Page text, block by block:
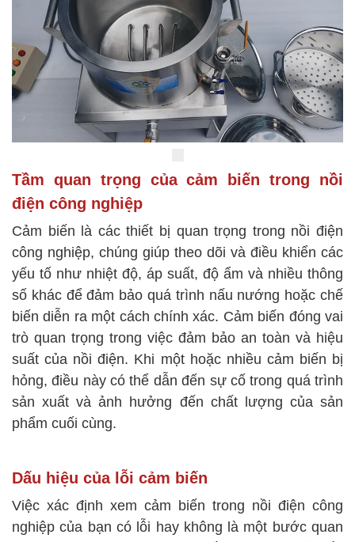
Tầm quan trọng của cảm biến trong nồi
điện công nghiệp
Cảm biến là các thiết bị quan trọng trong nồi điện
công nghiệp, chúng giúp theo dõi và điều khiển các
yếu tố như nhiệt độ, áp suất, độ ẩm và nhiều thông
số khác để đảm bảo quá trình nấu nướng hoặc chế
biến diễn ra một cách chính xác. Cảm biến đóng vai
trò quan trọng trong việc đảm bảo an toàn và hiệu
suất của nồi điện. Khi một hoặc nhiều cảm biến bị
hỏng, điều này có thể dẫn đến sự cố trong quá trình
sản xuất và ảnh hưởng đến chất lượng của sản
phẩm cuối cùng.
Dấu hiệu của lỗi cảm biến
Việc xác định xem cảm biến trong nồi điện công
nghiệp của bạn có lỗi hay không là một bước quan